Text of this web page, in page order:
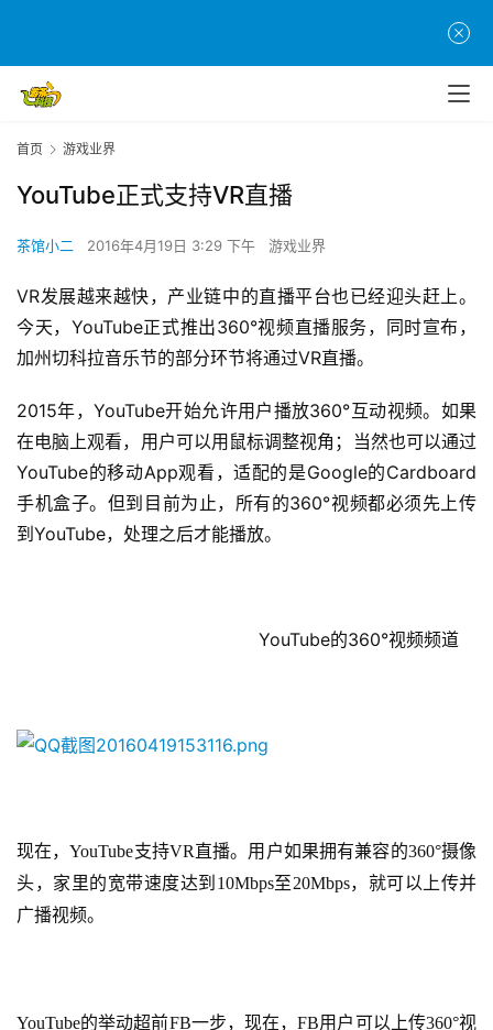
创
游
首页 游戏业界
YouTube正式支持VR直播
茶馆小二 2016年4月19日 3:29 下午 游戏业界
VR发展越来越快，产业链中的直播平台也已经迎头赶上。
今天，YouTube正式推出360°视频直播服务，同时宣布，
加州切科拉音乐节的部分环节将通过VR直播。
2015年，YouTube开始允许用户播放360°互动视频。如果
在电脑上观看，用户可以用鼠标调整视角；当然也可以通过
YouTube的移动App观看，适配的是Google的Cardboard
手机盒子。但到目前为止，所有的360°视频都必须先上传
到YouTube，处理之后才能播放。
YouTube的360°视频频道
现在，YouTube支持VR直播。用户如果拥有兼容的360°摄像
头，家里的宽带速度达到10Mbps至20Mbps，就可以上传并
广播视频。
YouTube的举动超前FB一步，现在，FB用户可以上传360°视